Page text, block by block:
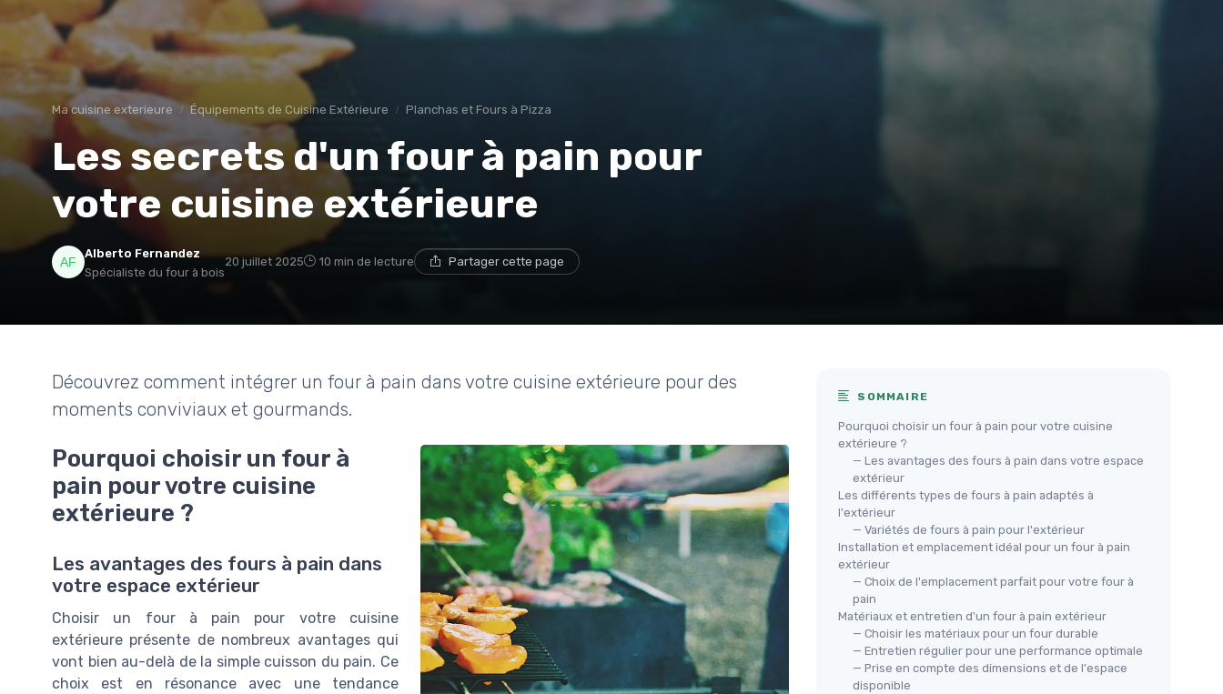
Ma cuisine exterieure Équipements de Cuisine Extérieure Planchas et Fours à Pizza
Les secrets d'un four à pain pour
votre cuisine extérieure
Alberto Fernandez
Spécialiste du four à bois
20 juillet 2025 10 min de lecture Partager cette page
Découvrez comment intégrer un four à pain dans votre cuisine extérieure pour des
moments conviviaux et gourmands.
Pourquoi choisir un four à
pain pour votre cuisine
extérieure ?
Les avantages des fours à pain dans
votre espace extérieur
Choisir un four à pain pour votre cuisine
extérieure présente de nombreux avantages qui
vont bien au-delà de la simple cuisson du pain. Ce
choix est en résonance avec une tendance
SOMMAIRE
Pourquoi choisir un four à pain pour votre cuisine
extérieure ?
— Les avantages des fours à pain dans votre espace
extérieur
Les différents types de fours à pain adaptés à
l'extérieur
— Variétés de fours à pain pour l'extérieur
Installation et emplacement idéal pour un four à pain
extérieur
— Choix de l'emplacement parfait pour votre four à
pain
Matériaux et entretien d'un four à pain extérieur
— Choisir les matériaux pour un four durable
— Entretien régulier pour une performance optimale
— Prise en compte des dimensions et de l'espace
disponible